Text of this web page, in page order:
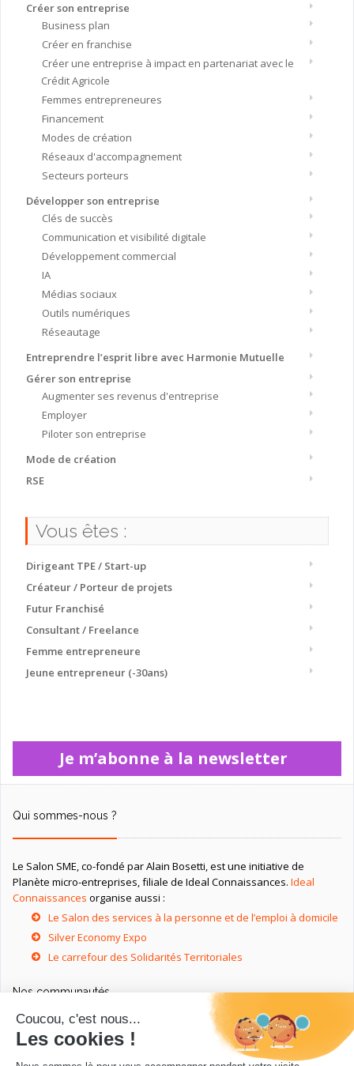
Créer son entreprise
Business plan
Créer en franchise
Créer une entreprise à impact en partenariat avec le
Crédit Agricole
Femmes entrepreneures
Financement
Modes de création
Réseaux d'accompagnement
Secteurs porteurs
Développer son entreprise
Clés de succès
Communication et visibilité digitale
Développement commercial
IA
Médias sociaux
Outils numériques
Réseautage
Entreprendre l’esprit libre avec Harmonie Mutuelle
Gérer son entreprise
Augmenter ses revenus d'entreprise
Employer
Piloter son entreprise
Mode de création
RSE
Vous êtes :
Dirigeant TPE / Start-up
Créateur / Porteur de projets
Futur Franchisé
Consultant / Freelance
Femme entrepreneure
Jeune entrepreneur (-30ans)
Je m’abonne à la newsletter
Qui sommes-nous ?
Le Salon SME, co-fondé par Alain Bosetti, est une initiative de
Planète micro-entreprises, filiale de Ideal Connaissances. Ideal
Connaissances organise aussi :
Le Salon des services à la personne et de l’emploi à domicile
Silver Economy Expo
Le carrefour des Solidarités Territoriales
Nos communautés